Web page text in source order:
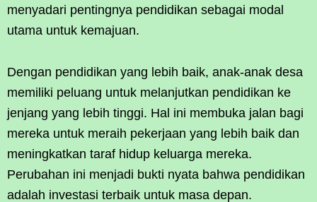
menyadari pentingnya pendidikan sebagai modal
utama untuk kemajuan.
Dengan pendidikan yang lebih baik, anak-anak desa
memiliki peluang untuk melanjutkan pendidikan ke
jenjang yang lebih tinggi. Hal ini membuka jalan bagi
mereka untuk meraih pekerjaan yang lebih baik dan
meningkatkan taraf hidup keluarga mereka.
Perubahan ini menjadi bukti nyata bahwa pendidikan
adalah investasi terbaik untuk masa depan.